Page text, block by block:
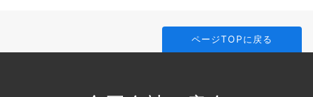
ページTOPに戻る